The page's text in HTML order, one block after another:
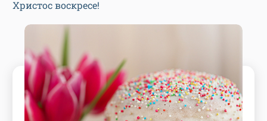
Христос воскресе!